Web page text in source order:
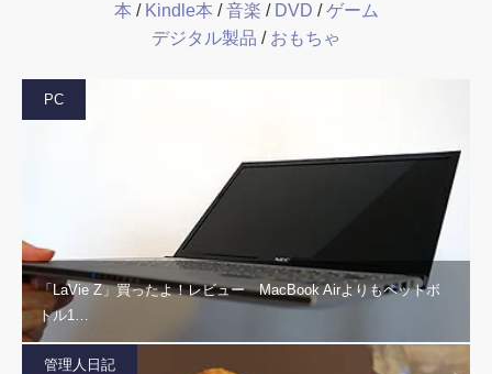
本 / Kindle本 /音楽 / DVD /ゲーム
デジタル製品 / おもちゃ
PC
「LaVie Z」買ったよ！レビュー MacBook Airよりもペットボ
トル1…
管理人日記